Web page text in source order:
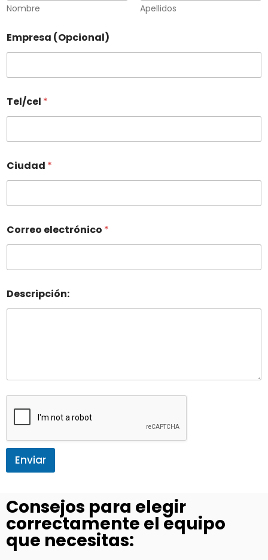
Nombre Apellidos
Empresa (Opcional)
Tel/cel *
Ciudad *
Correo electrónico *
Descripción:
Enviar
Consejos para elegir
correctamente el equipo
que necesitas: